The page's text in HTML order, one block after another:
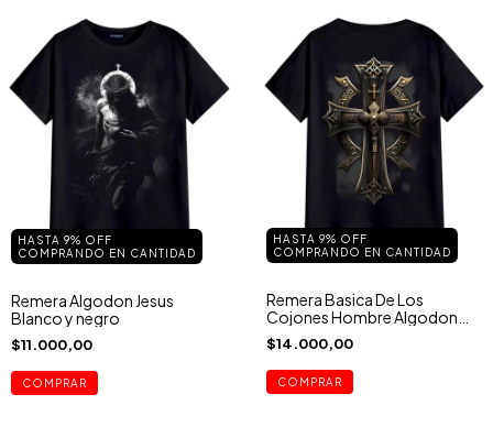
HASTA 9% OFF
COMPRANDO EN CANTIDAD
Remera Algodon Jesus
Blanco y negro
$11.000,00
COMPRAR
HASTA 9% OFF
COMPRANDO EN CANTIDAD
Remera Basica De Los
Cojones Hombre Algodon
Peinado Cruz
$14.000,00
COMPRAR